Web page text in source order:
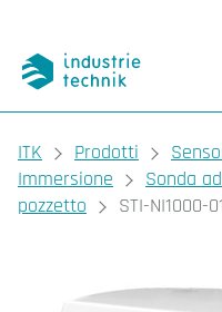
You are here:
ITK Prodotti
Immersione
Sonda
pozzetto
STI-NI1000-